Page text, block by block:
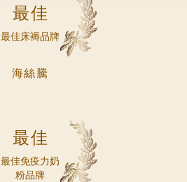
最佳
最佳床褥品牌
海絲騰
最佳
最佳免疫力奶
粉品牌